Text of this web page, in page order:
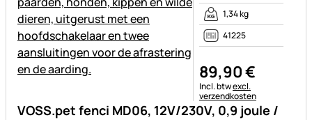
VOSS.pet fenci MD06, 12V/230V, 0,9 joule /
1,34 kg
41225
89,90€
Belastinginformatie:
Incl. btwexcl.
verzendkosten